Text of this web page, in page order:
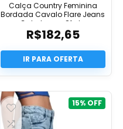
Calça Country Feminina
Bordada Cavalo Flare Jeans
Cabulosa – Oferta
R$182,65
15%